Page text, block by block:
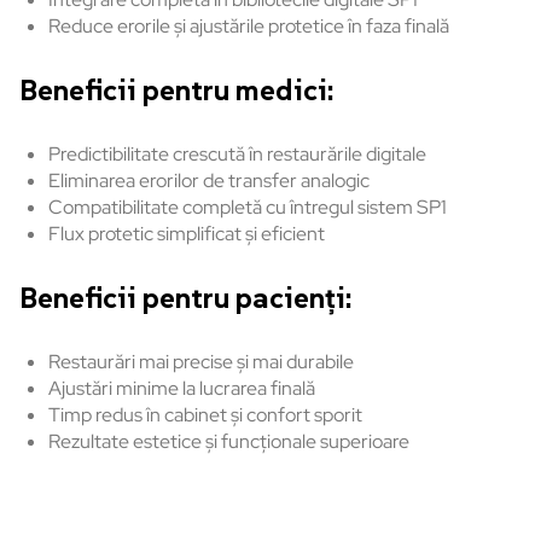
Reduceerorileșiajustărileproteticeînfazafinală
Beneficii pentru medici:
Predictibilitatecrescutăîn restaurăriledigitale
Eliminareaerorilorde transfer analogic
CompatibilitatecompletăcuîntregulsistemSP1
Fluxproteticsimplificatșieficient
Beneficii pentru pacienți:
Restaurărimaipreciseșimaidurabile
Ajustăriminimelalucrareafinală
Timpredusîncabinetșiconfortsporit
Rezultateesteticeșifuncționalesuperioare